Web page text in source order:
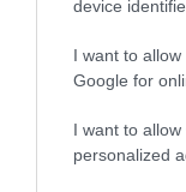
device
I want to
Google for
I want to
personalized
kérdés, hogy ez
szavak szintjén
A Southwest